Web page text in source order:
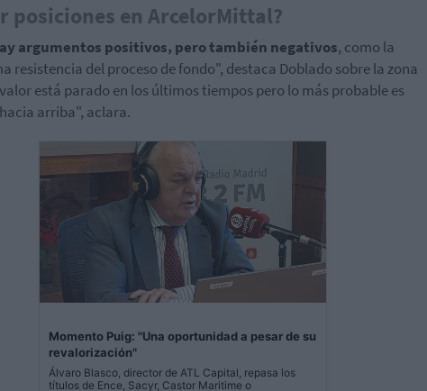
posiciones en ArcelorMittal?
argumentos positivos, pero también negativos, como la
resistencia del proceso de fondo", destaca Doblado sobre la zona
está parado en los últimos tiempos pero lo más probable es
arriba", aclara.
Momento Puig: "Una oportunidad a pesar de su
revalorización"
Álvaro Blasco, director de ATL Capital, repasa los
títulos de Ence, Sacyr, Castor Maritime o